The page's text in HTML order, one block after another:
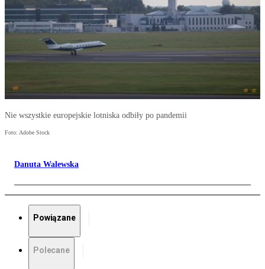
Nie wszystkie europejskie lotniska odbiły po pandemii
Foto: Adobe Stock
Danuta Walewska
Powiązane
Polecane